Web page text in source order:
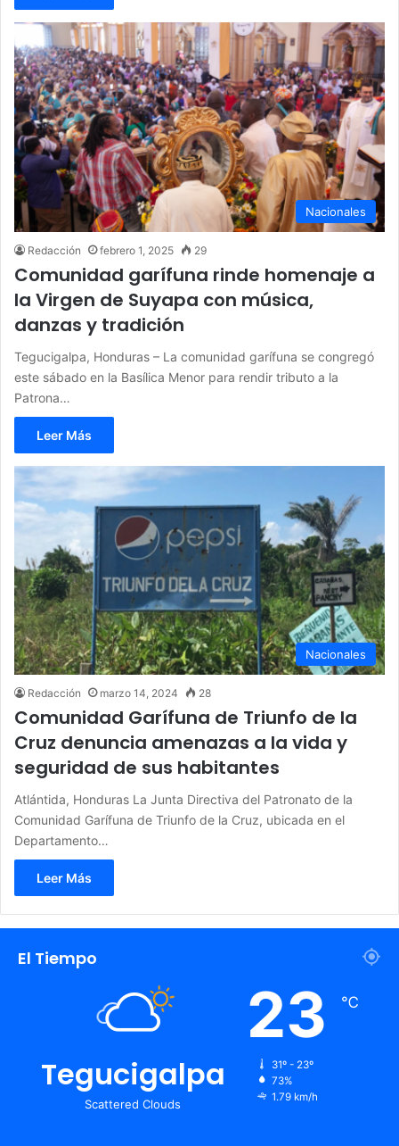
Nacionales
Redacción febrero 1, 2025 29
Comunidad garífuna rinde homenaje a
la Virgen de Suyapa con música,
danzas y tradición
Tegucigalpa, Honduras – La comunidad garífuna se congregó
este sábado en la Basílica Menor para rendir tributo a la
Patrona…
Leer Más
Nacionales
Redacción marzo 14, 2024 28
Comunidad Garífuna de Triunfo de la
Cruz denuncia amenazas a la vida y
seguridad de sus habitantes
Atlántida, Honduras La Junta Directiva del Patronato de la
Comunidad Garífuna de Triunfo de la Cruz, ubicada en el
Departamento…
Leer Más
El Tiempo
Tegucigalpa
Scattered Clouds
23 ℃
31º - 23º
73%
1.79 km/h